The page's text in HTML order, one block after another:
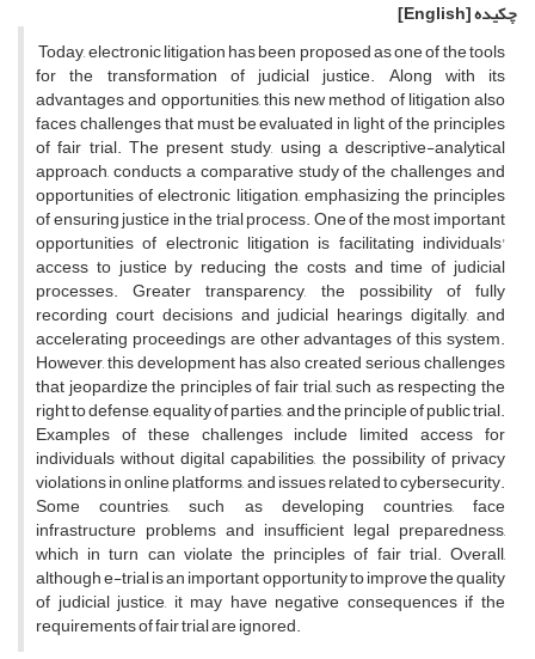
چکیده[English]
Today, electronic litigation has been proposed as one of the tools
for the transformation of judicial justice. Along with its
advantages and opportunities, this new method of litigation also
faces challenges that must be evaluated in light of the principles
of fair trial. The present study, using a descriptive-analytical
approach, conducts a comparative study of the challenges and
opportunities of electronic litigation, emphasizing the principles
of ensuring justice in the trial process. One of the most important
opportunities of electronic litigation is facilitating individuals'
access to justice by reducing the costs and time of judicial
processes. Greater transparency, the possibility of fully
recording court decisions and judicial hearings digitally, and
accelerating proceedings are other advantages of this system.
However, this development has also created serious challenges
that jeopardize the principles of fair trial, such as respecting the
right to defense, equality of parties, and the principle of public trial.
Examples of these challenges include limited access for
individuals without digital capabilities, the possibility of privacy
violations in online platforms, and issues related to cybersecurity.
Some countries, such as developing countries, face
infrastructure problems and insufficient legal preparedness,
which in turn can violate the principles of fair trial. Overall,
although e-trial is an important opportunity to improve the quality
of judicial justice, it may have negative consequences if the
requirements of fair trial are ignored.